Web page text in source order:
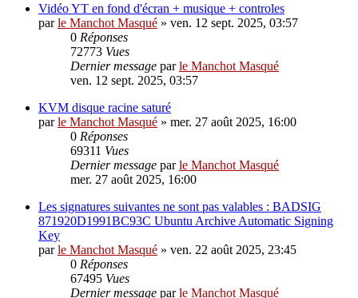
Vidéo YT en fond d'écran + musique + controles
parle Manchot Masqué » ven. 12 sept. 2025, 03:57
0 Réponses
72773 Vues
Dernier message parle Manchot Masqué
ven. 12 sept. 2025, 03:57
KVM disque racine saturé
parle Manchot Masqué » mer. 27 août 2025, 16:00
0 Réponses
69311 Vues
Dernier message parle Manchot Masqué
mer. 27 août 2025, 16:00
Les signatures suivantes ne sont pas valables : BADSIG
871920D1991BC93C Ubuntu Archive Automatic Signing
Key
parle Manchot Masqué » ven. 22 août 2025, 23:45
0 Réponses
67495 Vues
Dernier message parle Manchot Masqué